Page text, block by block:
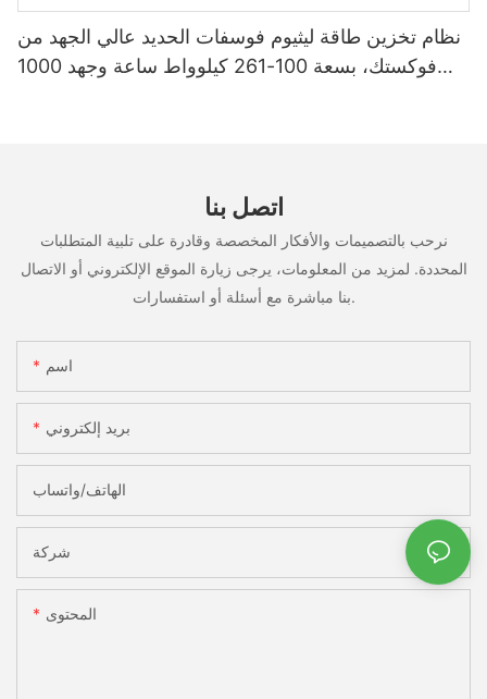
نظام تخزين طاقة ليثيوم فوسفات الحديد عالي الجهد من
فوكستك، بسعة 100-261 كيلوواط ساعة وجهد 1000
اتصل بنا
نرحب بالتصميمات والأفكار المخصصة وقادرة على تلبية المتطلبات
المحددة. لمزيد من المعلومات، يرجى زيارة الموقع الإلكتروني أو الاتصال
بنا مباشرة مع أسئلة أو استفسارات.
اسم
بريد إلكتروني
الهاتف/واتساب
شركة
المحتوى